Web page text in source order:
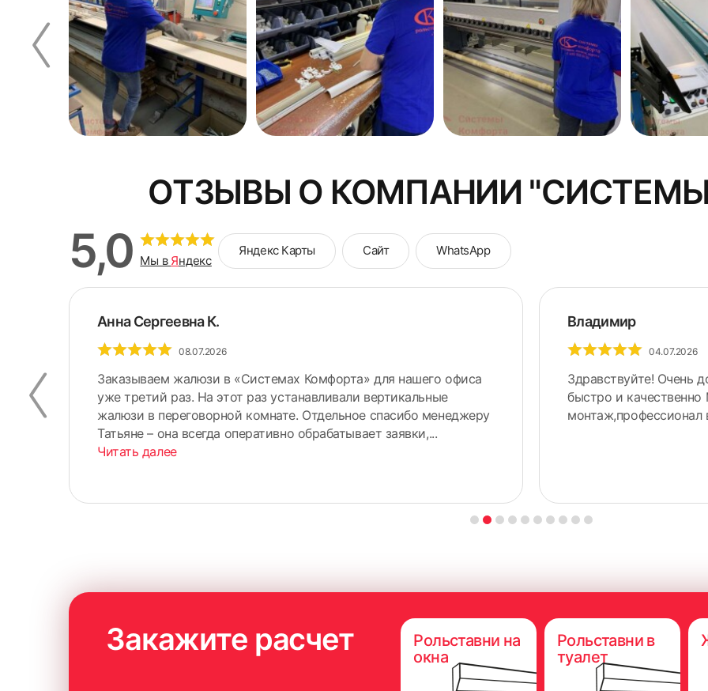
ОТЗЫВЫ О КОМПАНИИ
5,0 Мы в Яндекс
Яндекс Карты Сайт WhatsApp
Анна Сергеевна К.
08.07.2026
Заказываем жалюзи в «Системах Комфорта» для нашего офиса
уже третий раз. На этот раз устанавливали вертикальные
жалюзи в переговорной комнате. Отдельное спасибо менеджеру
Татьяне – она всегда оперативно обрабатывает заявки,...
Читать далее
Владимир
04.07.2026
Здравствуйте! Очень
быстро и
монтаж,профессионал
Закажите расчет
Рольставни на
окна
Рольставни в
туалет